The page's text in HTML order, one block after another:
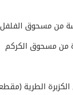
من مسحوق الفلفل
من مسحوق الكركم
الطرية